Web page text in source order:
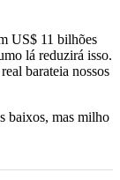
US$ 11 bilhões
lá reduzirá isso.
barateia nossos
baixos, mas milho